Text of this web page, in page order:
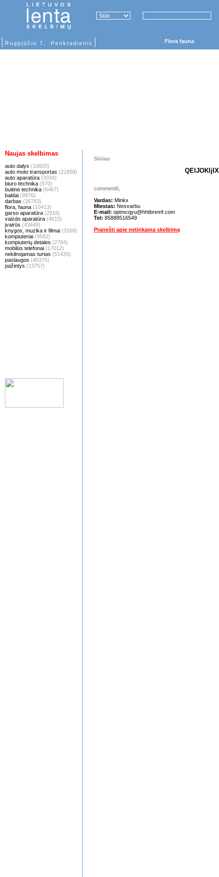
Rugpjūčio 7, Penktadienis Flora fauna
Naujas skelbimas
auto dalys (10820)
auto moto transportas (21858)
auto aparatūra (3034)
biuro technika (570)
buitinė technika (6467)
baldai (9976)
darbas (26783)
flora, fauna (10413)
garso aparatūra (2916)
vaizdo aparatūra (4615)
įvairūs (43449)
knygos, muzika ir filmai (3168)
kompiuteriai (9582)
kompiuterių detales (2784)
mobilūs telefonai (17012)
nekilnojamas turtas (51426)
paslaugos (45375)
pažintys (13757)
Siūlau
comment6,
Vardas: Minkx
Miestas: Nesvarbu
E-mail: optmcqyu@hhtbremf.com
Tel: 85888516549
Pranešti apie netinkama skelbimą